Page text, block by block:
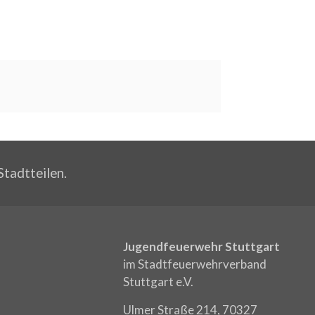
Jugendfeuerwehr Stuttgart
im Stadtfeuerwehrverband
Stuttgart e.V.
Ulmer Straße 214, 70327